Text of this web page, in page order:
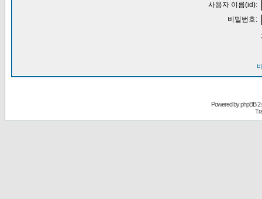
사용자 이름(id):
비밀번호:
Powered byphpBB